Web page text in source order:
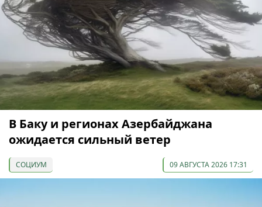
В Баку и регионах Азербайджана
ожидается сильный ветер
СОЦИУМ 09 АВГУСТА 2026 17:31